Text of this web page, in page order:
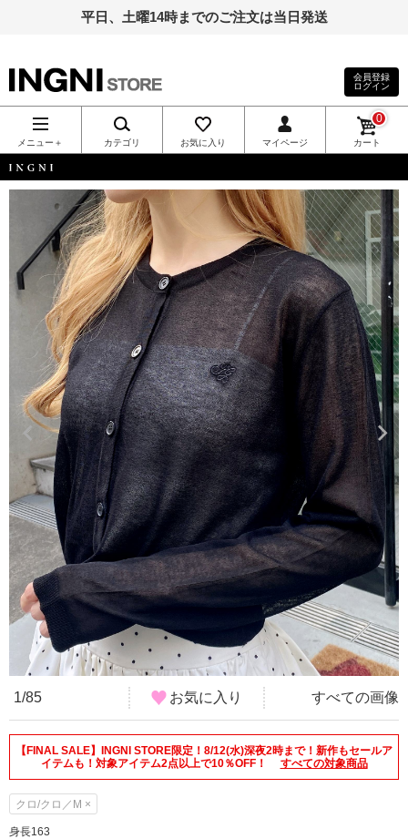
平日、土曜14時までのご注文は当日発送
INGNI（イン
グ）公式通
販｜INGNI
STORE
会員登録
ログイン
メニュー＋ カテゴリ お気に入り マイページ カート
0
INGNI
1/85 お気に入り すべての画像
【FINAL SALE】INGNI STORE限定！8/12(水)深夜2時まで！新作もセールア
イテムも！対象アイテム2点以上で10％OFF！
すべての対象商品
クロ/クロ／M ×
身長163